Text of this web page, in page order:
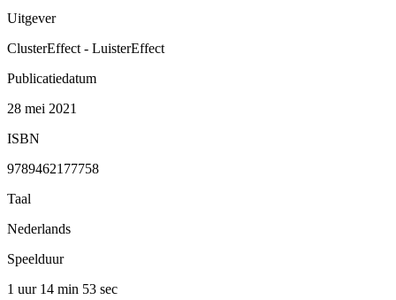
Uitgever
ClusterEffect - LuisterEffect
Publicatiedatum
28 mei 2021
ISBN
9789462177758
Taal
Nederlands
Speelduur
1 uur 14 min 53 sec